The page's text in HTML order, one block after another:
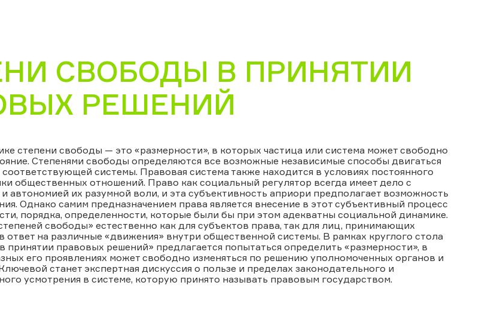
СВОБОДЫ В ПРИНЯТИИ
РЕШЕНИЙ
степени свободы — это «размерности», в которых частица или система может свободно
Степенями свободы определяются все возможные независимые способы двигаться
соответствующей системы. Правовая система также находится в условиях постоянного
общественных отношений. Право как социальный регулятор всегда имеет дело с
автономией их разумной воли, и эта субъективность априори предполагает возможность
Однако самим предназначением права является внесение в этот субъективный процесс
порядка, определенности, которые были бы при этом адекватны социальной динамике.
свободы» естественно как для субъектов права, так для лиц, принимающих
ответ на различные «движения» внутри общественной системы. В рамках круглого стола
принятии правовых решений» предлагается попытаться определить «размерности», в
его проявлениях может свободно изменяться по решению уполномоченных органов и
станет экспертная дискуссия о пользе и пределах законодательного и
усмотрения в системе, которую принято называть правовым государством.